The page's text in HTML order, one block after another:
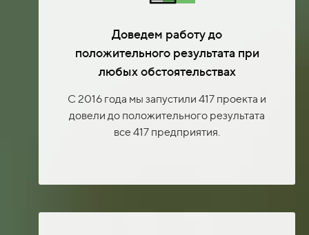
Доведем работу до
положительного результата при
любых обстоятельствах
С 2016 года мы запустили 417 проекта и
довели до положительного результата
все 417 предприятия.